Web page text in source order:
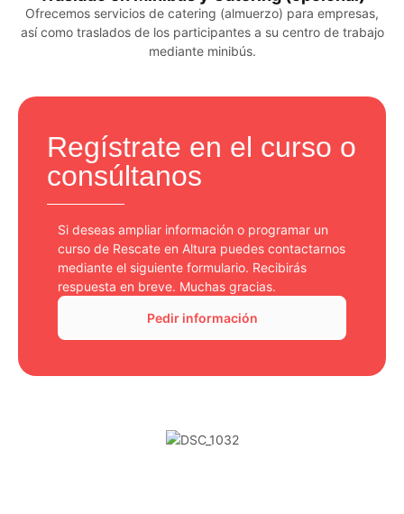
Ofrecemos servicios de catering (almuerzo) para empresas,
así como traslados de los participantes a su centro de trabajo
mediante minibús.
Regístrate en el curso o
consúltanos
Si deseas ampliar información o programar un
curso de Rescate en Altura puedes contactarnos
mediante el siguiente formulario. Recibirás
respuesta en breve. Muchas gracias.
Pedir información